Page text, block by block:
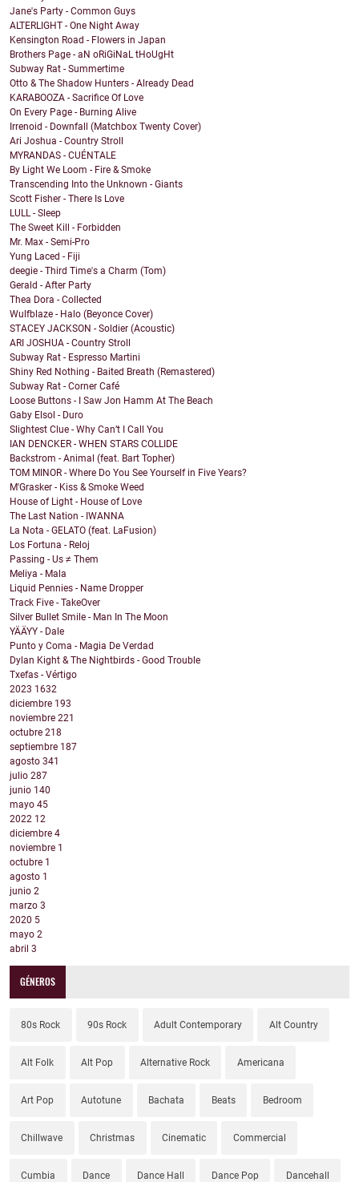
Jane's Party - Common Guys
ALTERLIGHT - One Night Away
Kensington Road - Flowers in Japan
Brothers Page - aN oRiGiNaL tHoUgHt
Subway Rat - Summertime
Otto & The Shadow Hunters - Already Dead
KARABOOZA - Sacrifice Of Love
On Every Page - Burning Alive
Irrenoid - Downfall (Matchbox Twenty Cover)
Ari Joshua - Country Stroll
MYRANDAS - CUÉNTALE
By Light We Loom - Fire & Smoke
Transcending Into the Unknown - Giants
Scott Fisher - There Is Love
LULL - Sleep
The Sweet Kill - Forbidden
Mr. Max - Semi-Pro
Yung Laced - Fiji
deegie - Third Time's a Charm (Tom)
Gerald - After Party
Thea Dora - Collected
Wulfblaze - Halo (Beyonce Cover)
STACEY JACKSON - Soldier (Acoustic)
ARI JOSHUA - Country Stroll
Subway Rat - Espresso Martini
Shiny Red Nothing - Baited Breath (Remastered)
Subway Rat - Corner Café
Loose Buttons - I Saw Jon Hamm At The Beach
Gaby Elsol - Duro
Slightest Clue - Why Can’t I Call You
IAN DENCKER - WHEN STARS COLLIDE
Backstrom - Animal (feat. Bart Topher)
TOM MINOR - Where Do You See Yourself in Five Years?
M'Grasker - Kiss & Smoke Weed
House of Light - House of Love
The Last Nation - IWANNA
La Nota - GELATO (feat. LaFusion)
Los Fortuna - Reloj
Passing - Us ≠ Them
Meliya - Mala
Liquid Pennies - Name Dropper
Track Five - TakeOver
Silver Bullet Smile - Man In The Moon
YÄÄYY - Dale
Punto y Coma - Magia De Verdad
Dylan Kight & The Nightbirds - Good Trouble
Txefas - Vértigo
2023 1632
diciembre 193
noviembre 221
octubre 218
septiembre 187
agosto 341
julio 287
junio 140
mayo 45
2022 12
diciembre 4
noviembre 1
octubre 1
agosto 1
junio 2
marzo 3
2020 5
mayo 2
abril 3
GÉNEROS
80s Rock 90s Rock Adult Contemporary Alt Country
Alt Folk Alt Pop Alternative Rock Americana
Art Pop Autotune Bachata Beats Bedroom
Chillwave Christmas Cinematic Commercial
Cumbia Dance Dance Hall Dance Pop Dancehall